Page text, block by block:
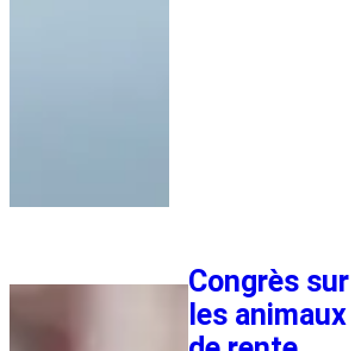
Congrès sur
les animaux